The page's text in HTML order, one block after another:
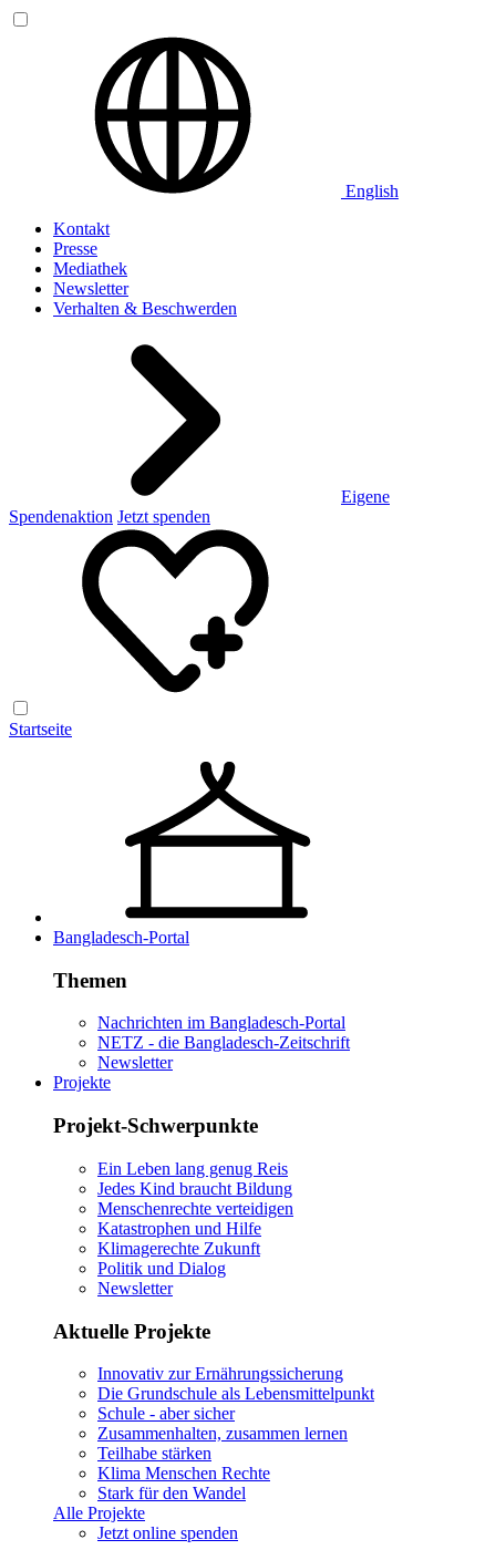
English
Kontakt
Presse
Mediathek
Newsletter
Verhalten & Beschwerden
Eigene
Spendenaktion Jetzt spenden
Startseite
Bangladesch-Portal
Themen
Nachrichten im Bangladesch-Portal
NETZ - die Bangladesch-Zeitschrift
Newsletter
Projekte
Projekt-Schwerpunkte
Ein Leben lang genug Reis
Jedes Kind braucht Bildung
Menschenrechte verteidigen
Katastrophen und Hilfe
Klimagerechte Zukunft
Politik und Dialog
Newsletter
Aktuelle Projekte
Innovativ zur Ernährungssicherung
Die Grundschule als Lebensmittelpunkt
Schule - aber sicher
Zusammenhalten, zusammen lernen
Teilhabe stärken
Klima Menschen Rechte
Stark für den Wandel
Alle Projekte
Jetzt online spenden